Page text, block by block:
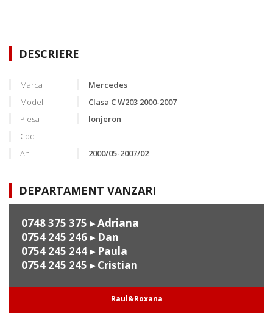
DESCRIERE
Marca
Mercedes
Model
Clasa C W203 2000-2007
Piesa
lonjeron
Cod
An
2000/05-2007/02
DEPARTAMENT VANZARI
0748 375 375 ▸ Adriana
0754 245 246▸ Dan
0754 245 244▸ Paula
0754 245 245 ▸ Cristian
Raul&Roxana